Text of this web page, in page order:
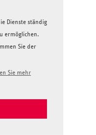
Dienste ständig
ermöglichen.
Sie der
Sie mehr